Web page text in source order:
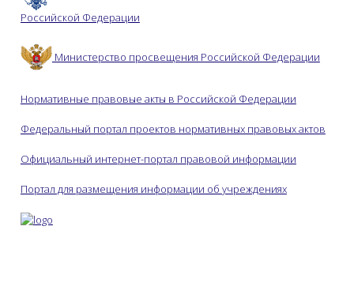
Российской Федерации
Министерство просвещения Российской Федерации
Нормативные правовые акты в Российской Федерации
Федеральный портал проектов нормативных правовых актов
Официальный интернет-портал правовой информации
Портал для размещения информации об учреждениях